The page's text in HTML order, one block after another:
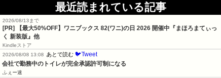
最近読まれている記事
2026/08/13まで
[PR]
【最大50%OFF】ワニブックス 82(ワニ)の日 2026 開催中『まほろまてぃっ
く 新装版』他
Kindleストア
2026/08/08 13:08
あとで読む 🐦Tweet
会社で勤務中のトイレが完全承認許可制になる
ふぇー速